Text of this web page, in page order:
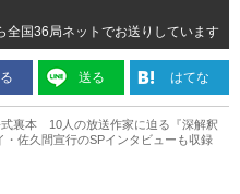
全国36局ネットでお送りしています
送る はてな
裏本 10人の放送作家に迫る『深解釈
佐久間宣行のSPインタビューも収録